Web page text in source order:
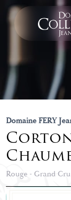
Domaine FERY
Rouge - Grand Cru